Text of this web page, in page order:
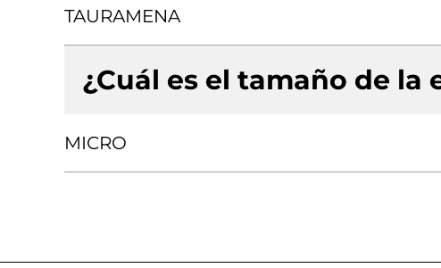
TAURAMENA
¿Cuál es el tamaño de la
MICRO